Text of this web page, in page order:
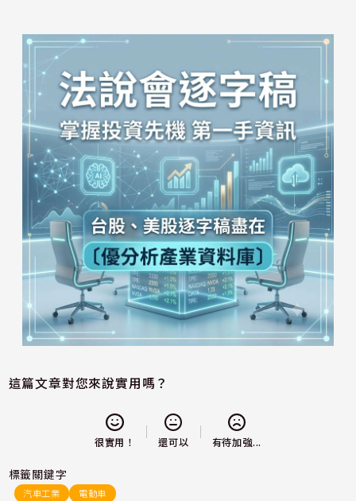
這篇文章對您來說實用嗎？
很實用！ 還可以 有待加強...
標籤關鍵字
汽車工業 電動車